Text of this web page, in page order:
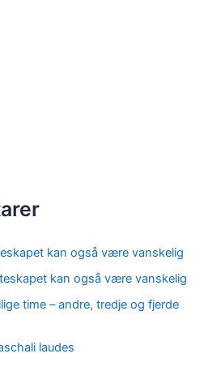
kan også være vanskelig
kan også være vanskelig
time – andre, tredje og fjerde
laudes